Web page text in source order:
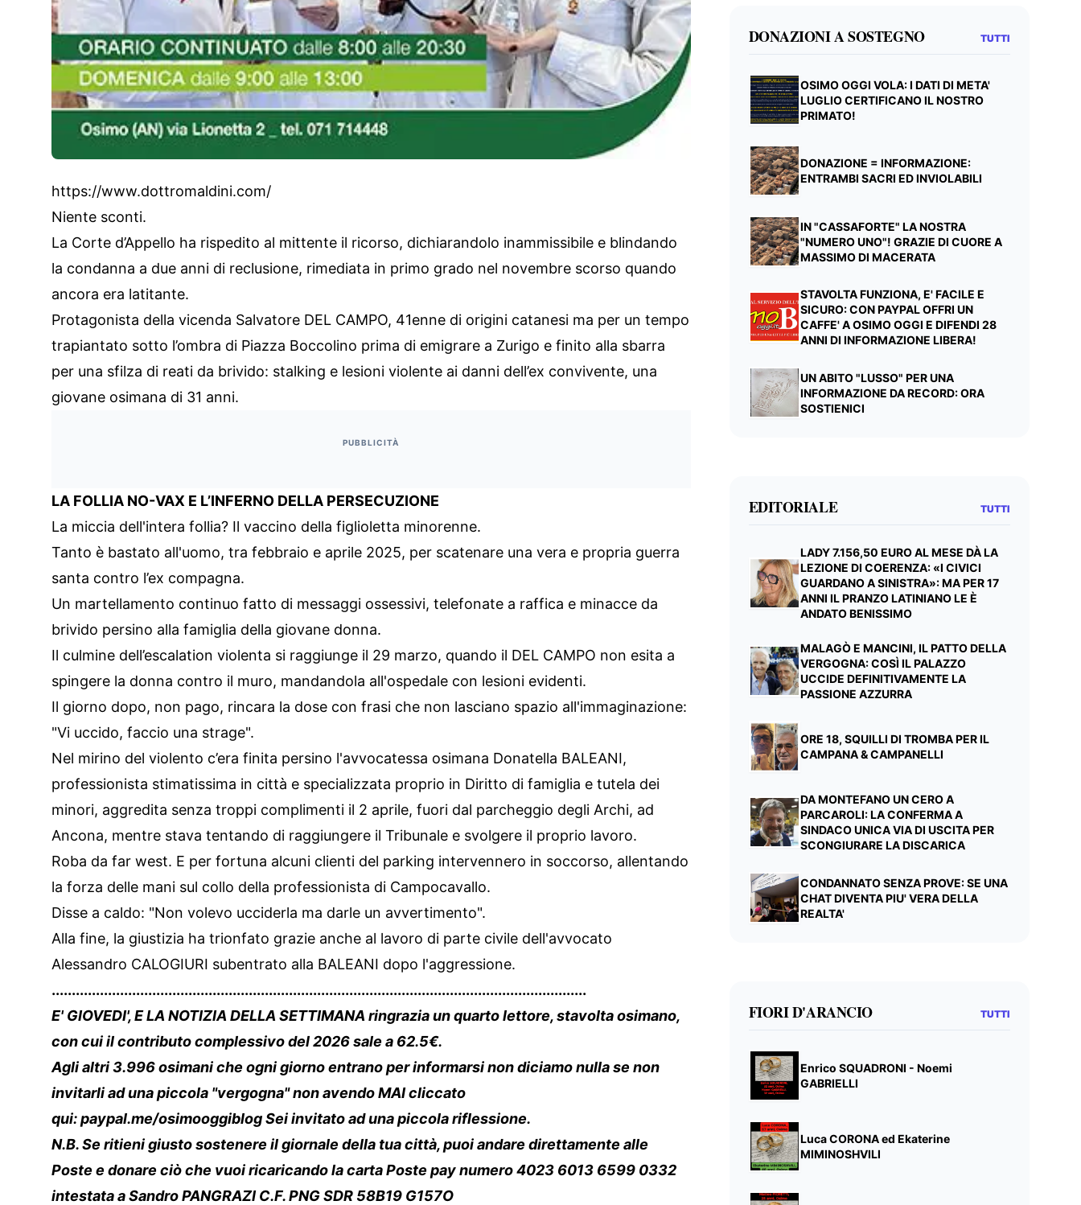
https://www.dottromaldini.com/
Niente sconti.
La Corte d’Appello ha rispedito al mittente il ricorso, dichiarandolo inammissibile e blindando
la condanna a due anni di reclusione, rimediata in primo grado nel novembre scorso quando
ancora era latitante.
Protagonista della vicenda Salvatore DEL CAMPO, 41enne di origini catanesi ma per un tempo
trapiantato sotto l’ombra di Piazza Boccolino prima di emigrare a Zurigo e finito alla sbarra
per una sfilza di reati da brivido: stalking e lesioni violente ai danni dell’ex convivente, una
giovane osimana di 31 anni.
PUBBLICITÀ
LA FOLLIA NO-VAX E L’INFERNO DELLA PERSECUZIONE
La miccia dell'intera follia? Il vaccino della figlioletta minorenne.
Tanto è bastato all'uomo, tra febbraio e aprile 2025, per scatenare una vera e propria guerra
santa contro l’ex compagna.
Un martellamento continuo fatto di messaggi ossessivi, telefonate a raffica e minacce da
brivido persino alla famiglia della giovane donna.
Il culmine dell’escalation violenta si raggiunge il 29 marzo, quando il DEL CAMPO non esita a
spingere la donna contro il muro, mandandola all'ospedale con lesioni evidenti.
Il giorno dopo, non pago, rincara la dose con frasi che non lasciano spazio all'immaginazione:
"Vi uccido, faccio una strage".
Nel mirino del violento c’era finita persino l'avvocatessa osimana Donatella BALEANI,
professionista stimatissima in città e specializzata proprio in Diritto di famiglia e tutela dei
minori, aggredita senza troppi complimenti il 2 aprile, fuori dal parcheggio degli Archi, ad
Ancona, mentre stava tentando di raggiungere il Tribunale e svolgere il proprio lavoro.
Roba da far west. E per fortuna alcuni clienti del parking intervennero in soccorso, allentando
la forza delle mani sul collo della professionista di Campocavallo.
Disse a caldo: "Non volevo ucciderla ma darle un avvertimento".
Alla fine, la giustizia ha trionfato grazie anche al lavoro di parte civile dell'avvocato
Alessandro CALOGIURI subentrato alla BALEANI dopo l'aggressione.
.....................................................................................................................................
E' GIOVEDI', E LA NOTIZIA DELLA SETTIMANA ringrazia un quarto lettore, stavolta osimano,
con cui il contributo complessivo del 2026 sale a 62.5€.
Agli altri 3.996 osimani che ogni giorno entrano per informarsi non diciamo nulla se non
invitarli ad una piccola "vergogna" non avendo MAI cliccato
qui:paypal.me/osimooggiblogSei invitato ad una piccola riflessione.
N.B. Se ritieni giusto sostenere il giornale della tua città, puoi andare direttamente alle
Poste e donare ciò che vuoi ricaricando la carta Poste pay numero 4023 6013 6599 0332
intestata a Sandro PANGRAZI C.F. PNG SDR 58B19 G157O
DONAZIONI A SOSTEGNO TUTTI
OSIMO OGGI VOLA: I DATI DI META'
LUGLIO CERTIFICANO IL NOSTRO
PRIMATO!
DONAZIONE = INFORMAZIONE:
ENTRAMBI SACRI ED INVIOLABILI
IN "CASSAFORTE" LA NOSTRA
"NUMERO UNO"! GRAZIE DI CUORE A
MASSIMO DI MACERATA
STAVOLTA FUNZIONA, E' FACILE E
SICURO: CON PAYPAL OFFRI UN
CAFFE' A OSIMO OGGI E DIFENDI 28
ANNI DI INFORMAZIONE LIBERA!
UN ABITO "LUSSO" PER UNA
INFORMAZIONE DA RECORD: ORA
SOSTIENICI
EDITORIALE TUTTI
LADY 7.156,50 EURO AL MESE DÀ LA
LEZIONE DI COERENZA: «I CIVICI
GUARDANO A SINISTRA»: MA PER 17
ANNI IL PRANZO LATINIANO LE È
ANDATO BENISSIMO
MALAGÒ E MANCINI, IL PATTO DELLA
VERGOGNA: COSÌ IL PALAZZO
UCCIDE DEFINITIVAMENTE LA
PASSIONE AZZURRA
ORE 18, SQUILLI DI TROMBA PER IL
CAMPANA & CAMPANELLI
DA MONTEFANO UN CERO A
PARCAROLI: LA CONFERMA A
SINDACO UNICA VIA DI USCITA PER
SCONGIURARE LA DISCARICA
CONDANNATO SENZA PROVE: SE UNA
CHAT DIVENTA PIU' VERA DELLA
REALTA'
FIORI D'ARANCIO TUTTI
Enrico SQUADRONI - Noemi
GABRIELLI
Luca CORONA ed Ekaterine
MIMINOSHVILI